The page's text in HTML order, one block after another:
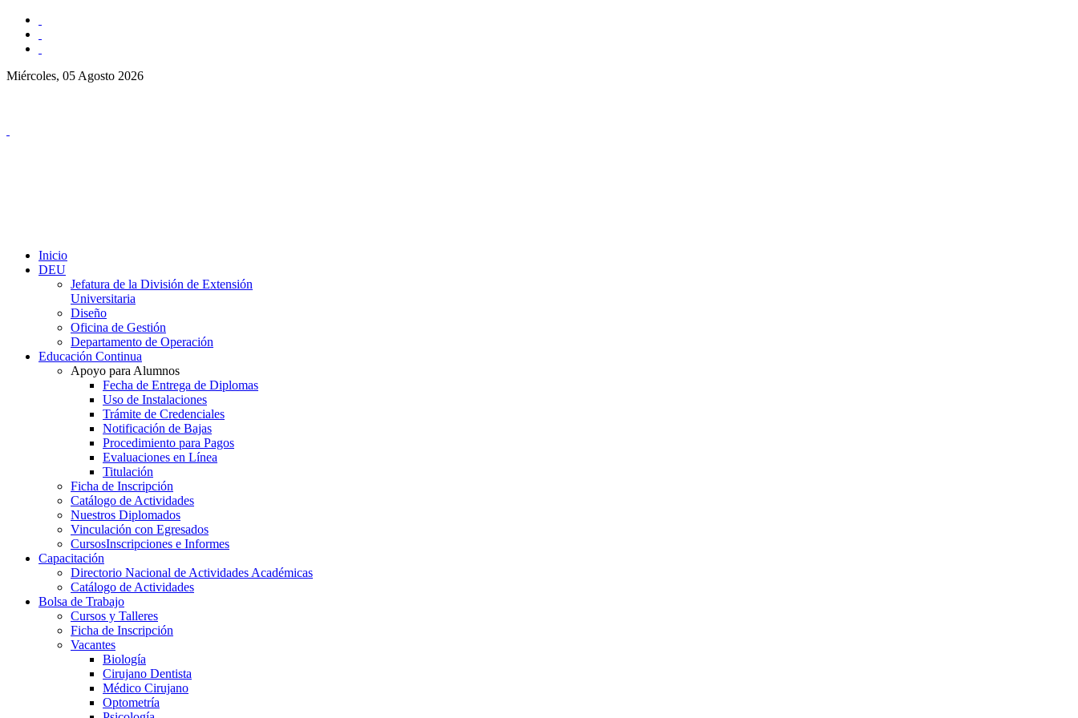
Miércoles, 05 Agosto 2026
Inicio
DEU
Jefatura de la División de Extensión
Universitaria
Diseño
Oficina de Gestión
Departamento de Operación
Educación Continua
Apoyo para Alumnos
Fecha de Entrega de Diplomas
Uso de Instalaciones
Trámite de Credenciales
Notificación de Bajas
Procedimiento para Pagos
Evaluaciones en Línea
Titulación
Ficha de Inscripción
Catálogo de Actividades
Nuestros Diplomados
Vinculación con Egresados
CursosInscripciones e Informes
Capacitación
Directorio Nacional de Actividades Académicas
Catálogo de Actividades
Bolsa de Trabajo
Cursos y Talleres
Ficha de Inscripción
Vacantes
Biología
Cirujano Dentista
Médico Cirujano
Optometría